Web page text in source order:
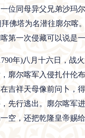
位同母异父兄弟沙玛
拜佛塔为名潜往廓尔
第一次侵藏可以说是
年)八月十六日，战
廓尔喀军入侵扎什伦
吉祥天母像前问卜，
先行逃出。廓尔喀军
空，还把乾隆皇帝赐